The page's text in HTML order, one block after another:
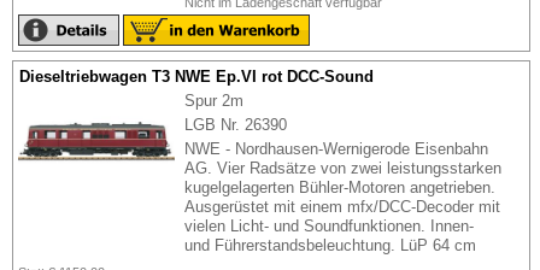
Dieseltriebwagen T3 NWE Ep.VI rot DCC-Sound
Spur 2m
LGB Nr. 26390
NWE - Nordhausen-Wernigerode Eisenbahn
AG. Vier Radsätze von zwei leistungsstarken
kugelgelagerten Bühler-Motoren angetrieben.
Ausgerüstet mit einem mfx/DCC-Decoder mit
vielen Licht- und Soundfunktionen. Innen-
und Führerstandsbeleuchtung. LüP 64 cm